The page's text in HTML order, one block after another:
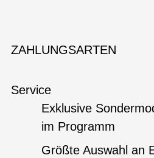
ZAHLUNGSARTEN
Service
Exklusive
im Programm
Größte Auswahl an